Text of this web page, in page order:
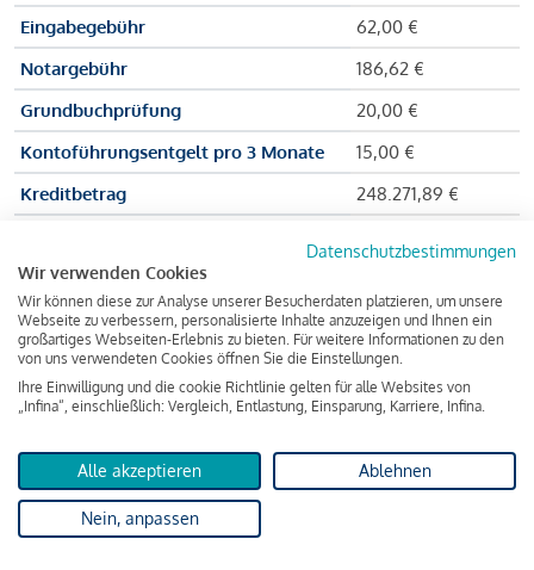
Eingabegebühr
62,00 €
Notargebühr
186,62 €
Grundbuchprüfung
20,00 €
Kontoführungsentgelt pro 3 Monate
15,00 €
Kreditbetrag
248.271,89 €
Zu zahlender Gesamtbetrag
Kreditvermittler
INFINA Credit
Broker GmbH
von 237.000 Euro ausgezahlt, um die Wohnung zu kaufen.
Darüber hinaus fallen aber noch einige Gebühren an (z. B. die
Grundbucheintragungsgebühr), sodass die Bank den
Datenschutzbestimmungen
Wir verwenden Cookies
Wir können diese zur Analyse unserer Besucherdaten platzieren, um unsere
Webseite zu verbessern, personalisierte Inhalte anzuzeigen und Ihnen ein
großartiges Webseiten-Erlebnis zu bieten. Für weitere Informationen zu den
von uns verwendeten Cookies öffnen Sie die Einstellungen.
Ihre Einwilligung und die cookie Richtlinie gelten für alle Websites von
„Infina“, einschließlich: Vergleich, Entlastung, Einsparung, Karriere, Infina.
Alle akzeptieren Ablehnen
Nein, anpassen